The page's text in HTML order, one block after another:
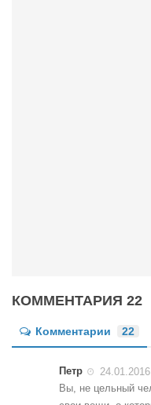
КОММЕНТАРИЯ 22
Комментарии 22
Петр
Вы, не цельный